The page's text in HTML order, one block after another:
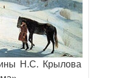
Н.С. Крылова